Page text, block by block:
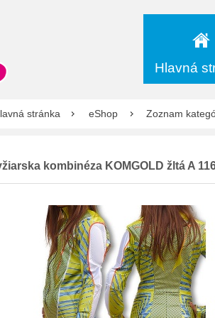
Hlavná
stránka eShop Zoznam
kombinéza KOMGOLD žltá A